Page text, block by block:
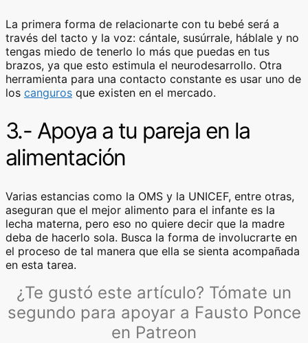
La primera forma de relacionarte con tu bebé será a
través del tacto y la voz: cántale, susúrrale, háblale y no
tengas miedo de tenerlo lo más que puedas en tus
brazos, ya que esto estimula el neurodesarrollo. Otra
herramienta para una contacto constante es usar uno de
los canguros que existen en el mercado.
3.- Apoya a tu pareja en la
alimentación
Varias estancias como la OMS y la UNICEF, entre otras,
aseguran que el mejor alimento para el infante es la
lecha materna, pero eso no quiere decir que la madre
deba de hacerlo sola. Busca la forma de involucrarte en
el proceso de tal manera que ella se sienta acompañada
en esta tarea.
¿Te gustó este artículo? Tómate un
segundo para apoyar a Fausto Ponce
en Patreon